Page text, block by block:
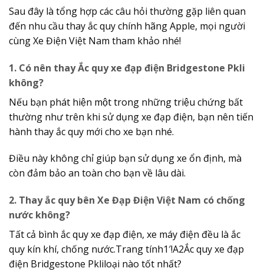
Sau đây là tổng hợp các câu hỏi thường gặp liên quan
đến nhu cầu thay ắc quy chính hãng Apple, mọi người
cùng Xe Điện Việt Nam tham khảo nhé!
1. Có nên thay Ắc quy xe đạp điện Bridgestone Pkli
không?
Nếu bạn phát hiện một trong những triệu chứng bất
thường như trên khi sử dụng xe đạp điện, bạn nên tiến
hành thay ắc quy mới cho xe bạn nhé.
Điều này không chỉ giúp bạn sử dụng xe ổn định, mà
còn đảm bảo an toàn cho bạn về lâu dài.
2. Thay ắc quy bên Xe Đạp Điện Việt Nam có chống
nước không?
Tất cả bình ắc quy xe đạp điện, xe máy điện đều là ắc
quy kín khí, chống nước.Trang tính1′!A2Ắc quy xe đạp
điện Bridgestone Pkliloại nào tốt nhất?